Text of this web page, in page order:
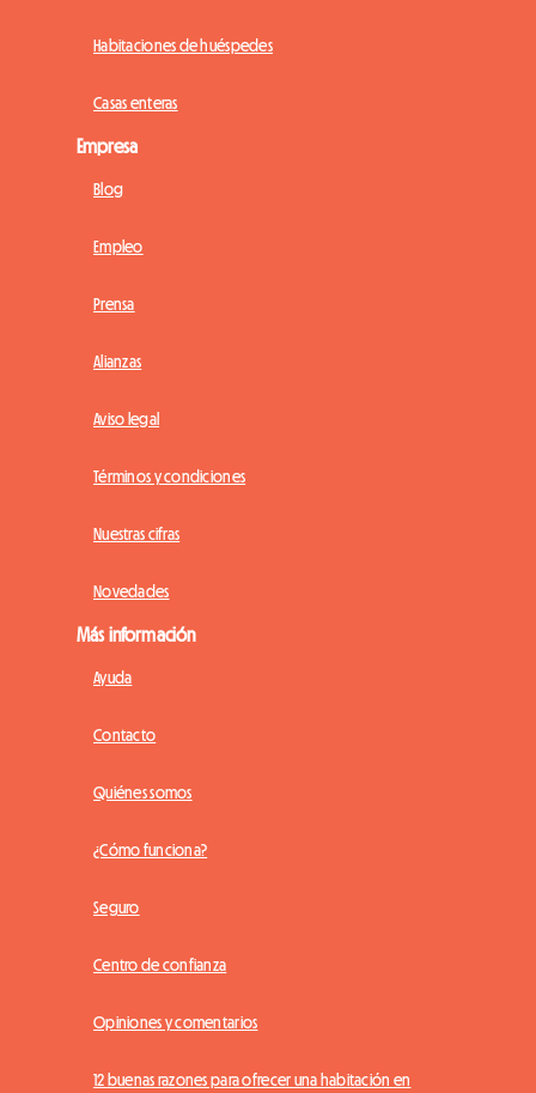
Habitaciones de huéspedes
Casas enteras
Empresa
Blog
Empleo
Prensa
Alianzas
Aviso legal
Términos y condiciones
Nuestras cifras
Novedades
Más información
Ayuda
Contacto
Quiénes somos
¿Cómo funciona?
Seguro
Centro de confianza
Opiniones y comentarios
12 buenas razones para ofrecer una habitación en